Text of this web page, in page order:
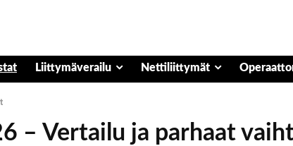
Liittymäverailu Nettiliittymät
– Vertailu ja parhaat